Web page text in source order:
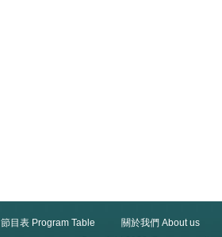
節目表 Program Table
關於我們 About us